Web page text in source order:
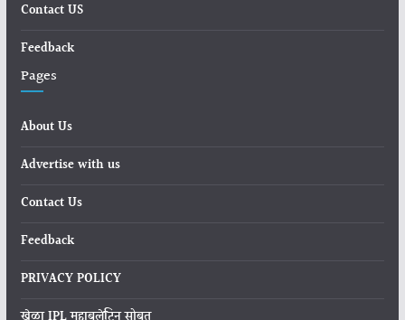
Contact US
Feedback
Pages
About Us
Advertise with us
Contact Us
Feedback
PRIVACY POLICY